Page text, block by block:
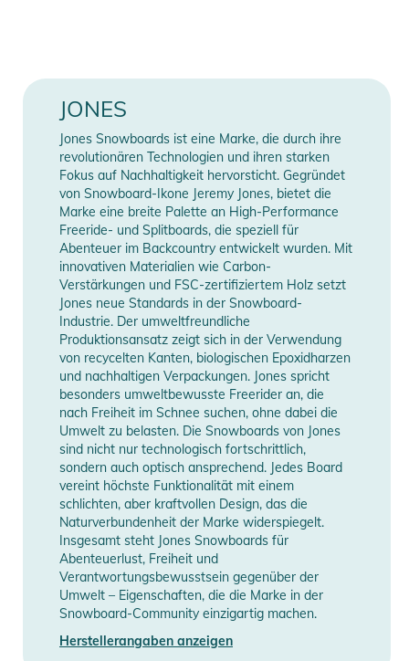
Straps zwischen den Bindungen austauscht. Die Comfort Flex
Ankle Straps sind 3D-geformt, um den Druck auf die Schlaufe
verhindern. Der Orion ist außerdem mit unseren neuen 3D
Flex Fit 2.0 Zehenschlaufen ausgestattet. Der flache 3D Flex
Fit 2.0 Zehenriemen ist leicht dehnbar und passt sich jeder
Schuhform an.
Eigenschaften:
- Nylon, Pfosten aus recyceltem Carbon
- Flushcup-Technologie
- Universelle Befestigungsscheibe
- Komfort-Schaumstoff-Fußpolster
- Aufhänger 3.0
- Progressiver Flex-Hochrücken
- Comfort Flex Knöchelriemen
- 3D Flex Fit 2.5 Zehenriemen
- Bombensichere Schnallen
- Werkzeuglose Gurtverstellung
- Gurtbefestigung mit Scharnierverbindung
- Vorgekrümmte Leitern
Produktinformationen und
Sicherheitshinweise
Gebrauchsanweisungen, Sicherheitshinweise und Warnungen
Bindungs-Typ Standard
Manufacturer
Information
Herstellerangaben
anzeigen
JONES
Jones Snowboards ist eine Marke, die durch ihre
revolutionären Technologien und ihren starken
Fokus auf Nachhaltigkeit hervorsticht. Gegründet
von Snowboard-Ikone Jeremy Jones, bietet die
Marke eine breite Palette an High-Performance
Freeride- und Splitboards, die speziell für
Abenteuer im Backcountry entwickelt wurden. Mit
innovativen Materialien wie Carbon-
Verstärkungen und FSC-zertifiziertem Holz setzt
Jones neue Standards in der Snowboard-
Industrie. Der umweltfreundliche
Produktionsansatz zeigt sich in der Verwendung
von recycelten Kanten, biologischen Epoxidharzen
und nachhaltigen Verpackungen. Jones spricht
besonders umweltbewusste Freerider an, die
nach Freiheit im Schnee suchen, ohne dabei die
Umwelt zu belasten. Die Snowboards von Jones
sind nicht nur technologisch fortschrittlich,
sondern auch optisch ansprechend. Jedes Board
vereint höchste Funktionalität mit einem
schlichten, aber kraftvollen Design, das die
Naturverbundenheit der Marke widerspiegelt.
Insgesamt steht Jones Snowboards für
Abenteuerlust, Freiheit und
Verantwortungsbewusstsein gegenüber der
Umwelt – Eigenschaften, die die Marke in der
Snowboard-Community einzigartig machen.
Herstellerangaben anzeigen